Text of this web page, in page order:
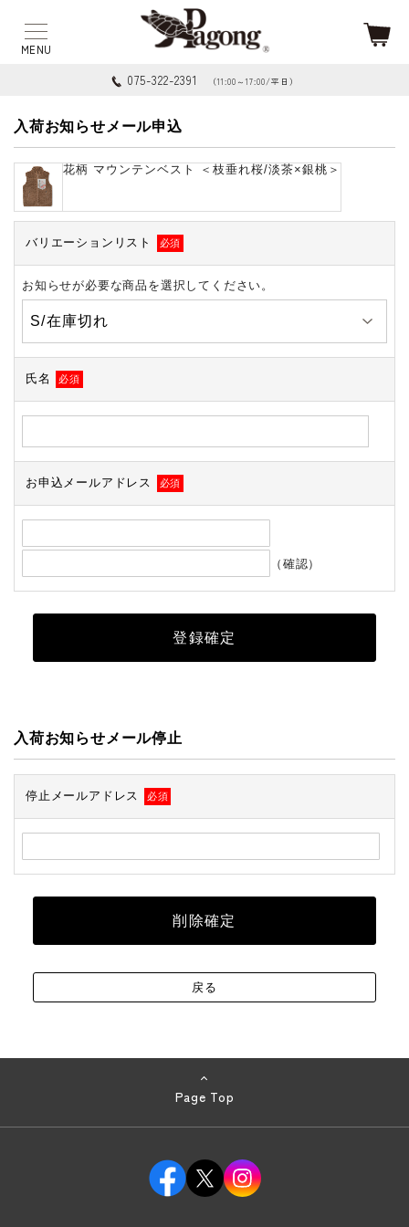
075-322-2391 （11:00～17:00/平日）
入荷お知らせメール申込
花柄 マウンテンベスト ＜枝垂れ桜/淡茶×銀桃＞
バリエーションリスト 必須
お知らせが必要な商品を選択してください。
氏名 必須
お申込メールアドレス 必須
（確認）
入荷お知らせメール停止
停止メールアドレス 必須
Page Top